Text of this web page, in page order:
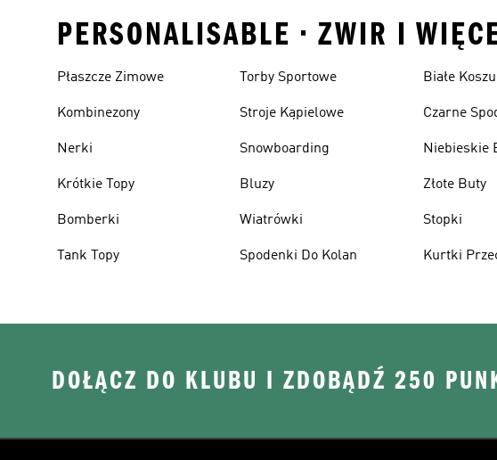
PERSONALISABLE • ZWIR I
Płaszcze Zimowe
Kombinezony
Nerki
Krótkie Topy
Bomberki
Tank Topy
Torby Sportowe
Stroje Kąpielowe
Snowboarding
Bluzy
Wiatrówki
Spodenki Do Kolan
Białe
Czarne
Niebieskie
Złote Buty
Stopki
Kurtki
DOŁĄCZ DO KLUBU I ZDOBĄDŹ 250